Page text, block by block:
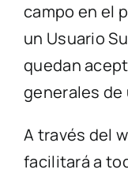
campo en el
un Usuario
quedan
generales de
A través del
facilitará a